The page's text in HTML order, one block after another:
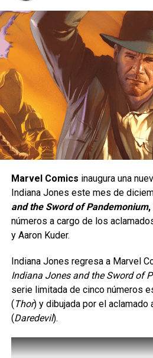
estamos entusiasmados de
experiencia junto con nuestros
Desarrollado por Unknown
Charlie Cleveland y Max McGuire,
secuela oficial de la serie
hito en el género y ha vendido
copias en todo el mundo.
Ambientada en un nuevo mundo
universo de Subnautica, la
ecosistemas, gráficos mejorados
Unreal Engine 5 y, por primera vez
cooperativo opcional para hasta
permite sobrevivir y explorar
Subnautica 2 ya está disponible
(consolas Series X|S y PC) y la
Siguenos en todas nuestras
enterado de lo más atractivo del
suscríbete a nuestro canal de
comments
Una peleadora de
Yasmine está diseñada para
estilo de juego ofensivo;se
tiporushdown, cuyo objetivo es
rival para presionarlo de manera
cometer errores. Su estilo de
Eskrima
, un arte marcial
un
, además de una
rápidos y múltiples opciones para
Marvel Comics inaugura una
Indiana Jones este mes de
and the Sword of Pandemonium,
números a cargo de los
y Aaron Kuder.
Indiana Jones regresa a Marvel
Indiana Jones and the Sword of
serie limitada de cinco números
(Thor) y dibujada por el aclamado
(Daredevil).